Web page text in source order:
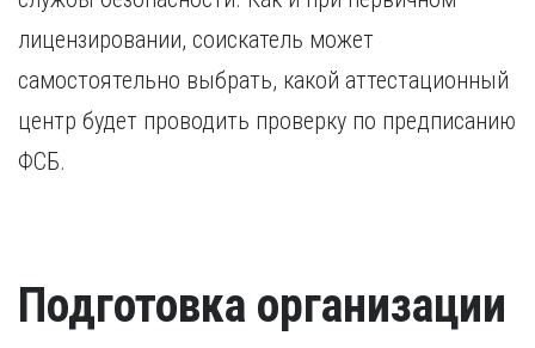
лицензировании, соискатель может
самостоятельно выбрать, какой аттестационный
центр будет проводить проверку по предписанию
ФСБ.
Подготовка организации